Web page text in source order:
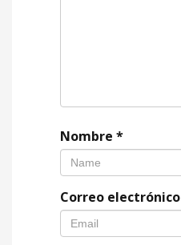
Nombre *
Correo electrónico